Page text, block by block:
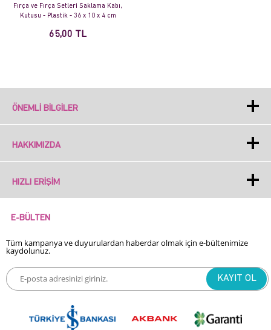
Fırça ve Fırça Setleri Saklama Kabı,
Kutusu - Plastik - 36 x 10 x 4 cm
65,00 TL
ÖNEMLI BILGILER
HAKKIMIZDA
HIZLI ERIŞIM
E-BÜLTEN
Tüm kampanya ve duyurulardan haberdar olmak için e-bültenimize
kaydolunuz.